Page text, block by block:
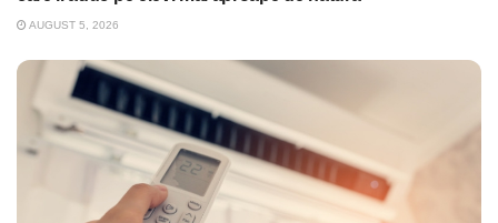
AUGUST 5, 2026